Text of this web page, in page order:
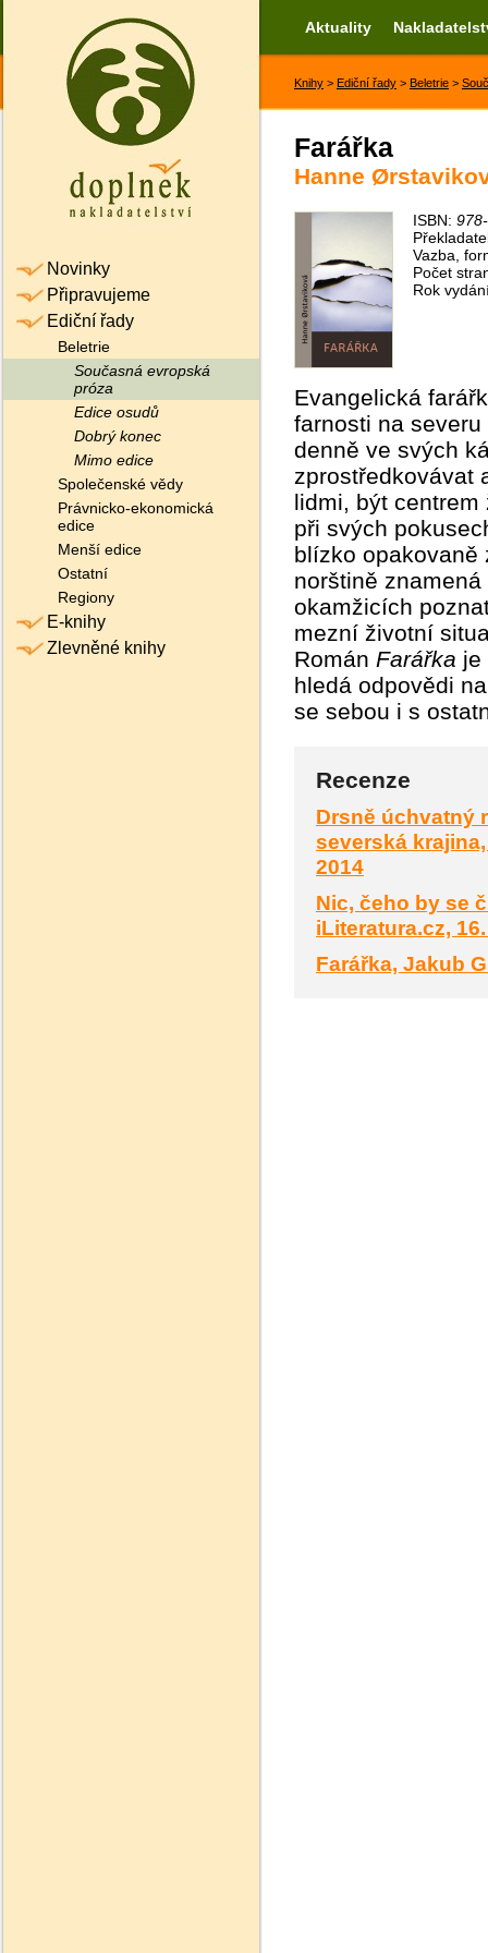
Novinky
Připravujeme
Ediční řady
Beletrie
Současná evropská
próza
Edice osudů
Dobrý konec
Mimo edice
Společenské vědy
Právnicko-ekonomická
edice
Menší edice
Ostatní
Regiony
E-knihy
Zlevněné knihy
Aktuality
Knihy > Ediční řady > Beletrie >
Farářka
Hanne
ISBN:
Vazba,
Počet
Rok
Evangelická
farnosti na
denně ve svých
zprostředkovávat
lidmi, být
při svých
blízko opakovaně
norštině
okamžicích
mezní životní
Román Farářka je
hledá odpovědi
se sebou i s
Recenze
Drsně úchvatný
severská
2014
Nic, čeho by se
iLiteratura.cz,
Farářka, Jakub